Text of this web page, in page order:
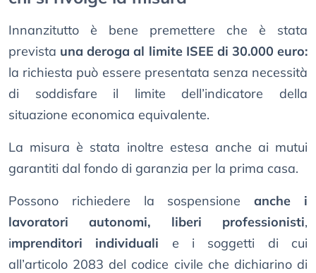
Innanzitutto è bene premettere che è stata
prevista una deroga al limite ISEE di 30.000 euro:
la richiesta può essere presentata senza necessità
di soddisfare il limite dell’indicatore della
situazione economica equivalente.
La misura è stata inoltre estesa anche ai mutui
garantiti dal fondo di garanzia per la prima casa.
Possono richiedere la sospensioneanche i
lavoratori autonomi, liberi professionisti,
imprenditori individuali e i soggetti di cui
all’articolo 2083 del codice civile che dichiarino di